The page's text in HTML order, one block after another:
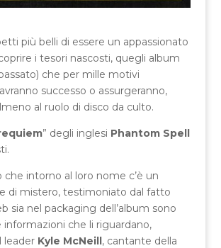
più belli di essere un appassionato
i tesori nascosti, quegli album
che per mille motivi
successo o assurgeranno,
al ruolo di disco da culto.
” degli inglesi Phantom Spell
intorno al loro nome c’è un
di mistero, testimoniato dal fatto
sia nel packaging dell’album sono
informazioni che li riguardano,
leader Kyle McNeill, cantante della